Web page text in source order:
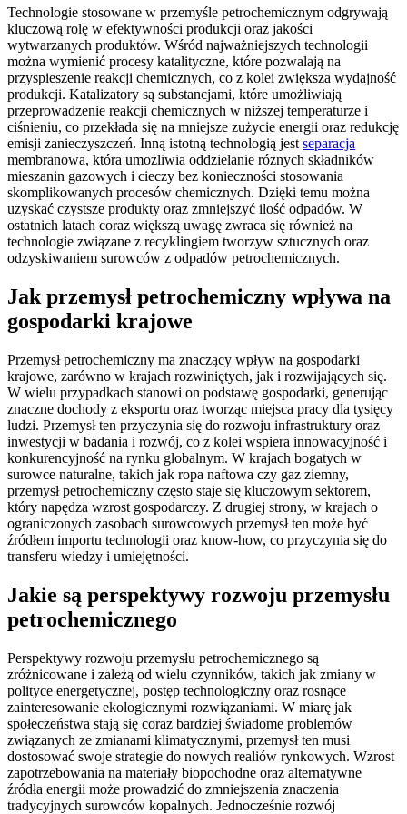
Technologie stosowane w przemyśle petrochemicznym odgrywają
kluczową rolę w efektywności produkcji oraz jakości
wytwarzanych produktów. Wśród najważniejszych technologii
można wymienić procesy katalityczne, które pozwalają na
przyspieszenie reakcji chemicznych, co z kolei zwiększa wydajność
produkcji. Katalizatory są substancjami, które umożliwiają
przeprowadzenie reakcji chemicznych w niższej temperaturze i
ciśnieniu, co przekłada się na mniejsze zużycie energii oraz redukcję
emisji zanieczyszczeń. Inną istotną technologią jest separacja
membranowa, która umożliwia oddzielanie różnych składników
mieszanin gazowych i cieczy bez konieczności stosowania
skomplikowanych procesów chemicznych. Dzięki temu można
uzyskać czystsze produkty oraz zmniejszyć ilość odpadów. W
ostatnich latach coraz większą uwagę zwraca się również na
technologie związane z recyklingiem tworzyw sztucznych oraz
odzyskiwaniem surowców z odpadów petrochemicznych.
Jak przemysł petrochemiczny wpływa na
gospodarki krajowe
Przemysł petrochemiczny ma znaczący wpływ na gospodarki
krajowe, zarówno w krajach rozwiniętych, jak i rozwijających się.
W wielu przypadkach stanowi on podstawę gospodarki, generując
znaczne dochody z eksportu oraz tworząc miejsca pracy dla tysięcy
ludzi. Przemysł ten przyczynia się do rozwoju infrastruktury oraz
inwestycji w badania i rozwój, co z kolei wspiera innowacyjność i
konkurencyjność na rynku globalnym. W krajach bogatych w
surowce naturalne, takich jak ropa naftowa czy gaz ziemny,
przemysł petrochemiczny często staje się kluczowym sektorem,
który napędza wzrost gospodarczy. Z drugiej strony, w krajach o
ograniczonych zasobach surowcowych przemysł ten może być
źródłem importu technologii oraz know-how, co przyczynia się do
transferu wiedzy i umiejętności.
Jakie są perspektywy rozwoju przemysłu
petrochemicznego
Perspektywy rozwoju przemysłu petrochemicznego są
zróżnicowane i zależą od wielu czynników, takich jak zmiany w
polityce energetycznej, postęp technologiczny oraz rosnące
zainteresowanie ekologicznymi rozwiązaniami. W miarę jak
społeczeństwa stają się coraz bardziej świadome problemów
związanych ze zmianami klimatycznymi, przemysł ten musi
dostosować swoje strategie do nowych realiów rynkowych. Wzrost
zapotrzebowania na materiały biopochodne oraz alternatywne
źródła energii może prowadzić do zmniejszenia znaczenia
tradycyjnych surowców kopalnych. Jednocześnie rozwój